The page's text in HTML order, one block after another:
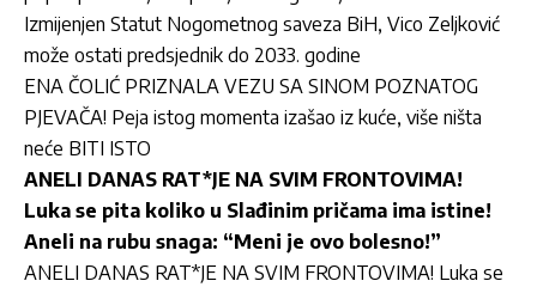
Izmijenjen Statut Nogometnog saveza BiH, Vico Zeljković
može ostati predsjednik do 2033. godine
ENA ČOLIĆ PRIZNALA VEZU SA SINOM POZNATOG
PJEVAČA! Peja istog momenta izašao iz kuće, više ništa
neće BITI ISTO
ANELI DANAS RAT*JE NA SVIM FRONTOVIMA!
Luka se pita koliko u Slađinim pričama ima istine!
Aneli na rubu snaga: “Meni je ovo bolesno!”
ANELI DANAS RAT*JE NA SVIM FRONTOVIMA! Luka se